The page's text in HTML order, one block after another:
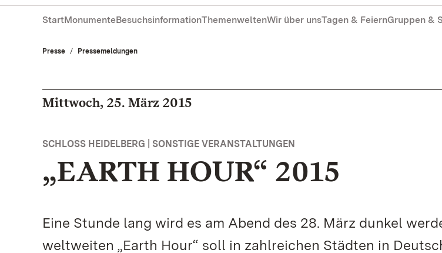
StartMonumenteBesuchsinformationThemenweltenWir über unsTagen & FeiernGruppen &
Presse Pressemeldungen
Mittwoch, 25. März 2015
SCHLOSS HEIDELBERG | SONSTIGE VERANSTALTUNGEN
„EARTH HOUR“ 2015
Eine Stunde lang wird es am Abend des 28. März dunkel
weltweiten „Earth Hour“ soll in zahlreichen Städten in